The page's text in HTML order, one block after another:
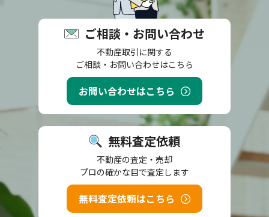
ご相談・お問い合わせ
不動産取引に関する
ご相談・お問い合わせはこちら
お問い合わせはこちら
無料査定依頼
不動産の査定・売却
プロの確かな目で査定します
無料査定依頼はこちら